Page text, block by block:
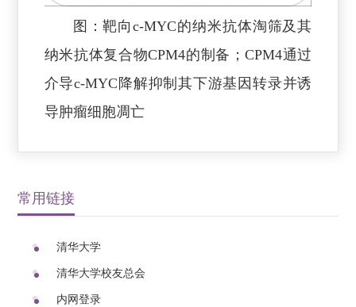
图：靶向c-MYC的纳米抗体淘筛及其
纳米抗体复合物CPM4的制备；CPM4通过
介导c-MYC降解抑制其下游基因转录并诱
导肿瘤细胞凋亡
常用链接
清华大学
清华大学校友总会
内网登录